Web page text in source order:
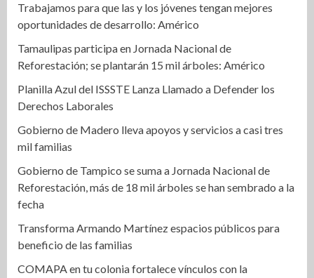
Trabajamos para que las y los jóvenes tengan mejores
oportunidades de desarrollo: Américo
Tamaulipas participa en Jornada Nacional de
Reforestación; se plantarán 15 mil árboles: Américo
Planilla Azul del ISSSTE Lanza Llamado a Defender los
Derechos Laborales
Gobierno de Madero lleva apoyos y servicios a casi tres
mil familias
Gobierno de Tampico se suma a Jornada Nacional de
Reforestación, más de 18 mil árboles se han sembrado a la
fecha
Transforma Armando Martínez espacios públicos para
beneficio de las familias
COMAPA en tu colonia fortalece vínculos con la